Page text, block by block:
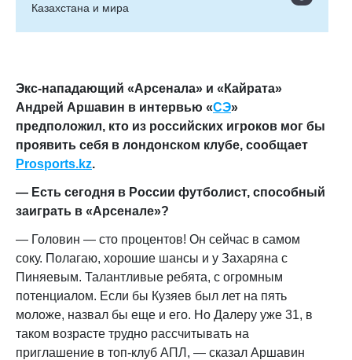
Казахстана и мира
Экс-нападающий «Арсенала» и «Кайрата»
Андрей Аршавин в интервью «СЭ»
предположил, кто из российских игроков мог бы
проявить себя в лондонском клубе, сообщает
Prosports.kz.
— Есть сегодня в России футболист, способный
заиграть в «Арсенале»?
— Головин — сто процентов! Он сейчас в самом
соку. Полагаю, хорошие шансы и у Захаряна с
Пиняевым. Талантливые ребята, с огромным
потенциалом. Если бы Кузяев был лет на пять
моложе, назвал бы еще и его. Но Далеру уже 31, в
таком возрасте трудно рассчитывать на
приглашение в топ-клуб АПЛ, — сказал Аршавин